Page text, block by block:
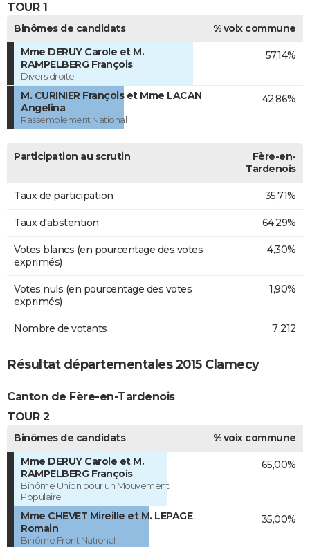
TOUR 1
Binômes de candidats
% voix commune
Mme DERUY Carole et M.
RAMPELBERG François
Divers droite
57,14%
M. CURINIER François et Mme LACAN
Angelina
Rassemblement National
42,86%
Participation au scrutin
Fère-en-
Tardenois
Taux de participation 35,71%
Taux d'abstention 64,29%
Votes blancs (en pourcentage des votes
exprimés)
4,30%
Votes nuls (en pourcentage des votes
exprimés)
1,90%
Nombre de votants 7 212
Résultat départementales 2015 Clamecy
Canton de Fère-en-Tardenois
TOUR 2
Binômes de candidats
% voix commune
Mme DERUY Carole et M.
RAMPELBERG François
Binôme Union pour un Mouvement
Populaire
65,00%
Mme CHEVET Mireille et M. LEPAGE
Romain
Binôme Front National
35,00%